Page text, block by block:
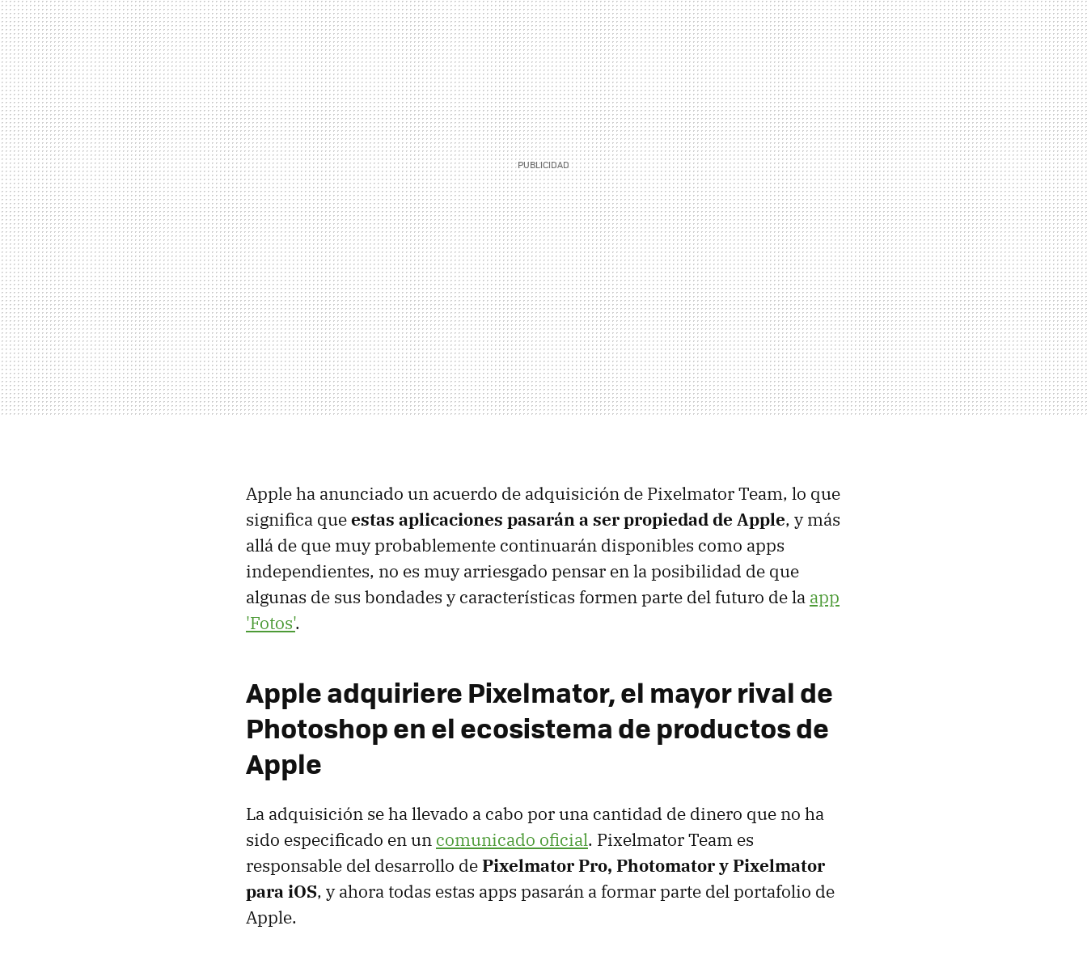
Apple ha anunciado un acuerdo de adquisición de Pixelmator Team, lo que
significa queestas aplicaciones pasarán a ser propiedad de Apple, y más
allá de que muy probablemente continuarán disponibles como apps
independientes, no es muy arriesgado pensar en la posibilidad de que
algunas de sus bondades y características formen parte del futuro de la app
'Fotos'.
Apple adquiriere Pixelmator, el mayor rival de
Photoshop en el ecosistema de productos de
Apple
La adquisición se ha llevado a cabo por una cantidad de dinero que no ha
sido especificado en un comunicado oficial. Pixelmator Team es
responsable del desarrollo dePixelmator Pro, Photomator y Pixelmator
para iOS, y ahora todas estas apps pasarán a formar parte del portafolio de
Apple.